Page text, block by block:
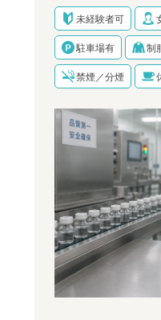
未経験者可
駐車場有 制
禁煙／分煙